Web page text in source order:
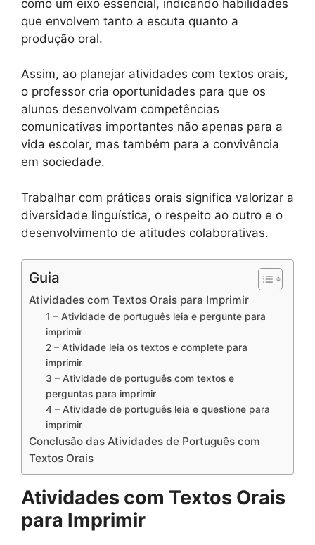
como um eixo essencial, indicando habilidades
que envolvem tanto a escuta quanto a
produção oral.
Assim, ao planejar atividades com textos orais,
o professor cria oportunidades para que os
alunos desenvolvam competências
comunicativas importantes não apenas para a
vida escolar, mas também para a convivência
em sociedade.
Trabalhar com práticas orais significa valorizar a
diversidade linguística, o respeito ao outro e o
desenvolvimento de atitudes colaborativas.
Guia
Atividades com Textos Orais para Imprimir
1 – Atividade de português leia e pergunte para
imprimir
2 – Atividade leia os textos e complete para
imprimir
3 – Atividade de português com textos e
perguntas para imprimir
4 – Atividade de português leia e questione para
imprimir
Conclusão das Atividades de Português com
Textos Orais
Atividades com Textos Orais
para Imprimir